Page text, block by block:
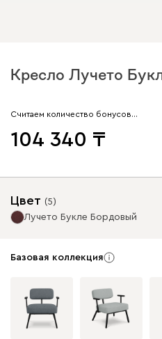
Кресло Лучето
Считаем количество бонусов…
104 340
Цвет (5)
Лучето Букле Бордовый
Базовая коллекция